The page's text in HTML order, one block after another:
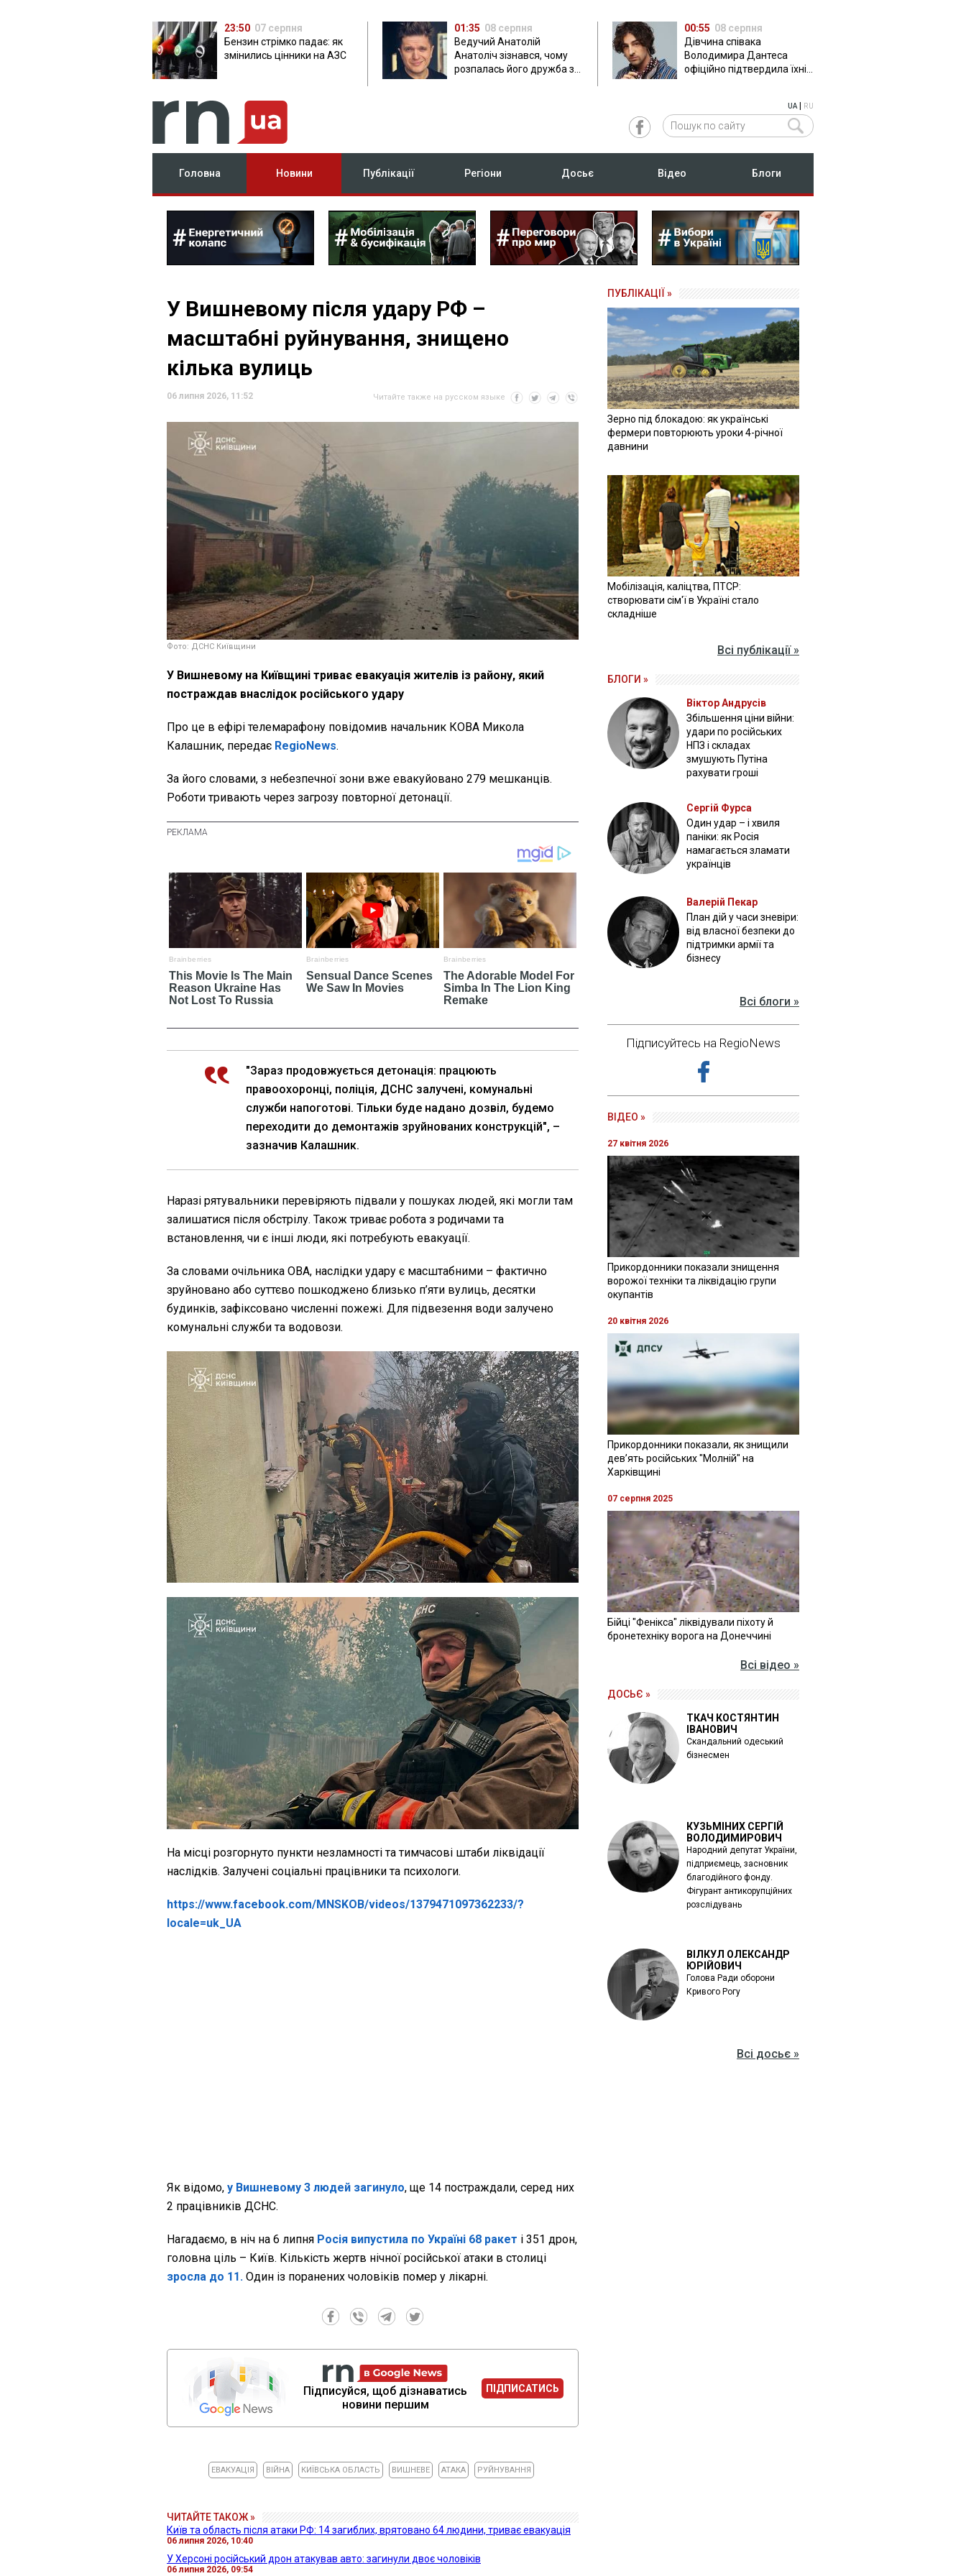
23:50 07 серпня
Бензин стрімко падає: як
змінились цінники на АЗС
01:35 08 серпня
Ведучий Анатолій
Анатоліч зізнався, чому
розпалась його дружба з
00:55 08 серпня
Дівчина співака
Володимира Дантеса
офіційно підтвердила їхні
UA| RU
Головна Новини Публікації Регіони Досьє Відео Блоги
У Вишневому після удару РФ –
масштабні руйнування, знищено
кілька вулиць
06 липня 2026, 11:52 Читайте также на русском языке
Фото: ДСНС Київщини
У Вишневому на Київщині триває евакуація жителів із району, який
постраждав внаслідок російського удару
Про це в ефірі телемарафону повідомив начальник КОВА Микола
Калашник, передає RegioNews.
За його словами, з небезпечної зони вже евакуйовано 279 мешканців.
Роботи тривають через загрозу повторної детонації.
"Зараз продовжується детонація: працюють
правоохоронці, поліція, ДСНС залучені, комунальні
служби напоготові. Тільки буде надано дозвіл, будемо
переходити до демонтажів зруйнованих конструкцій", –
зазначив Калашник.
Наразі рятувальники перевіряють підвали у пошуках людей, які могли там
залишатися після обстрілу. Також триває робота з родичами та
встановлення, чи є інші люди, які потребують евакуації.
За словами очільника ОВА, наслідки удару є масштабними – фактично
зруйновано або суттєво пошкоджено близько п’яти вулиць, десятки
будинків, зафіксовано численні пожежі. Для підвезення води залучено
комунальні служби та водовози.
На місці розгорнуто пункти незламності та тимчасові штаби ліквідації
наслідків. Залучені соціальні працівники та психологи.
https://www.facebook.com/MNSKOB/videos/1379471097362233/?
locale=uk_UA
Як відомо, у Вишневому 3 людей загинуло, ще 14 постраждали, серед них
2 працівників ДСНС.
Нагадаємо, в ніч на 6 липня Росія випустила по Україні 68 ракет і 351 дрон,
головна ціль – Київ. Кількість жертв нічної російської атаки в столиці
зросла до 11. Один із поранених чоловіків помер у лікарні.
Підписуйся, щоб дізнаватись
новини першим
ПІДПИСАТИСЬ
ЕВАКУАЦІЯ ВІЙНА КИЇВСЬКА ОБЛАСТЬ ВИШНЕВЕ АТАКА РУЙНУВАННЯ
ЧИТАЙТЕ ТАКОЖ »
Київ та область після атаки РФ: 14 загиблих, врятовано 64 людини, триває евакуація
06 липня 2026, 10:40
У Херсоні російський дрон атакував авто: загинули двоє чоловіків
06 липня 2026, 09:54
ПУБЛІКАЦІЇ »
Зерно під блокадою: як українські
фермери повторюють уроки 4-річної
давнини
Мобілізація, каліцтва, ПТСР:
створювати сім'ї в Україні стало
складніше
Всі публікації »
БЛОГИ »
Віктор Андрусів
Збільшення ціни війни:
удари по російських
НПЗ і складах
змушують Путіна
рахувати гроші
Сергій Фурса
Один удар – і хвиля
паніки: як Росія
намагається зламати
українців
Валерій Пекар
План дій у часи зневіри:
від власної безпеки до
підтримки армії та
бізнесу
Всі блоги »
Підписуйтесь на RegioNews
ВІДЕО »
27 квітня 2026
Прикордонники показали знищення
ворожої техніки та ліквідацію групи
окупантів
20 квітня 2026
Прикордонники показали, як знищили
девʼять російських "Молній" на
Харківщині
07 серпня 2025
Бійці "Фенікса" ліквідували піхоту й
бронетехніку ворога на Донеччині
Всі відео »
ДОСЬЄ »
ТКАЧ КОСТЯНТИН
ІВАНОВИЧ
Скандальний одеський
бізнесмен
КУЗЬМІНИХ СЕРГІЙ
ВОЛОДИМИРОВИЧ
Народний депутат України,
підприємець, засновник
благодійного фонду.
Фігурант антикорупційних
розслідувань
ВІЛКУЛ ОЛЕКСАНДР
ЮРІЙОВИЧ
Голова Ради оборони
Кривого Рогу
Всі досьє »